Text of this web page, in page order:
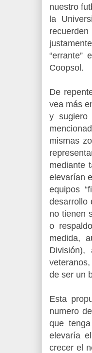
nuestro
la
“errante”
Coopsol.
De
vea más
y
mismas
mediante
elevarían
equipos
desarrollo
no tienen
o
medida,
División),
de ser un
Esta
numero
que
elevaría
crecer el